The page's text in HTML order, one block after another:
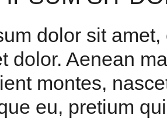
dolor sit
dolor. Aenean
montes,
eu, pretium